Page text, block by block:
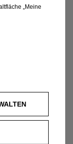
„Meine